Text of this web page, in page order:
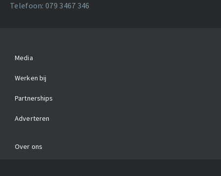
Telefoon: 079 3467 346
Media
Werken bij
Partnerships
Adverteren
Over ons